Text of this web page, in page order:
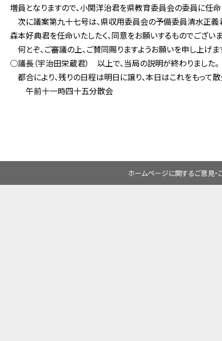
増員となりますので、小関洋治君を県教育委員会の委員に任命
次に議案第九十七号は、県収用委員会の予備委員清水正義
森本好典君を任命いたしたく、同意をお願いするものでございま
何とぞ、ご審議の上、ご賛同賜りますようお願いを申し上げま
○議長（宇治田栄蔵君） 以上で、当局の説明が終わりました。
都合により、残りの日程は明日に譲り、本日はこれをもって散
午前十一時四十五分散会
ホームページに関するご意見・